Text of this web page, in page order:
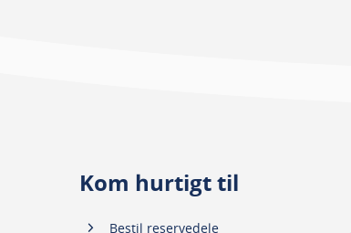
Kom hurtigt til
Bestil reservedele